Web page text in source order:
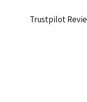
Trustpilot